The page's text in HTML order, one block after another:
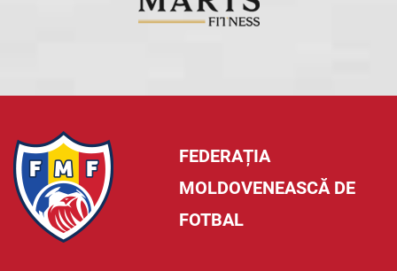
FEDERAȚIA
MOLDOVENEASCĂ DE
FOTBAL